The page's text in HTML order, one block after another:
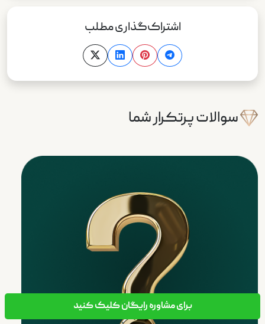
اشتراک‌گذاری مطلب
سوالات پرتکرار شما
برای مشاوره رایگان کلیک کنید